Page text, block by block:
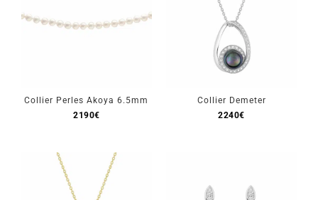
Collier Perles Akoya 6.5mm
2190€
Collier Demeter
2240€